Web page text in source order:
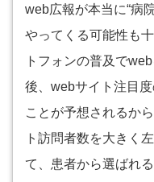
web広報が本当に“病
やってくる可能性も
トフォンの普及で
後、webサイト注目
ことが予想されるか
ト訪問者数を大きく
て、患者から選ばれ